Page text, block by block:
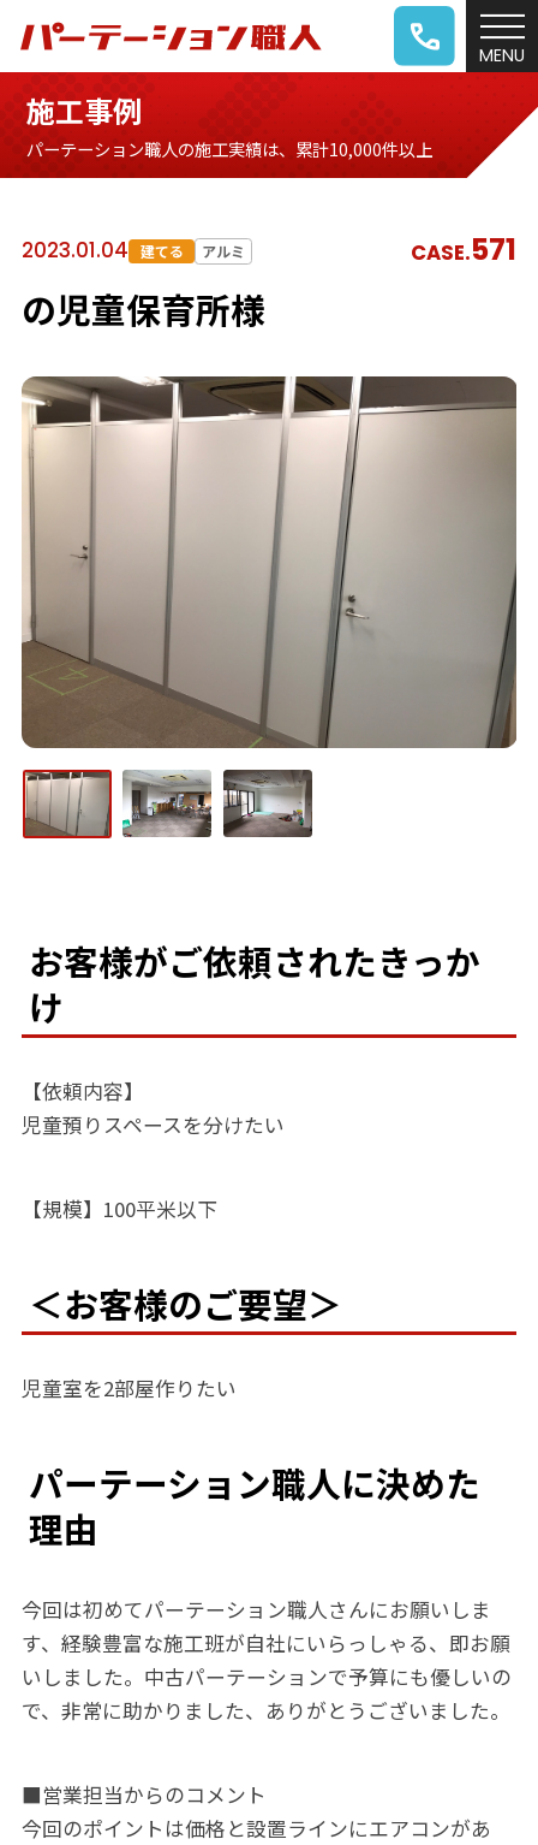
施工事例
パーテーション職人の施工実績は、累計10,000件以上
2023.01.04 建てる アルミ CASE.571
の児童保育所様
お客様がご依頼されたきっか
け
【依頼内容】
児童預りスペースを分けたい
【規模】100平米以下
＜お客様のご要望＞
児童室を2部屋作りたい
パーテーション職人に決めた
理由
今回は初めてパーテーション職人さんにお願いしま
す、経験豊富な施工班が自社にいらっしゃる、即お願
いしました。中古パーテーションで予算にも優しいの
で、非常に助かりました、ありがとうございました。
■営業担当からのコメント
今回のポイントは価格と設置ラインにエアコンがあ